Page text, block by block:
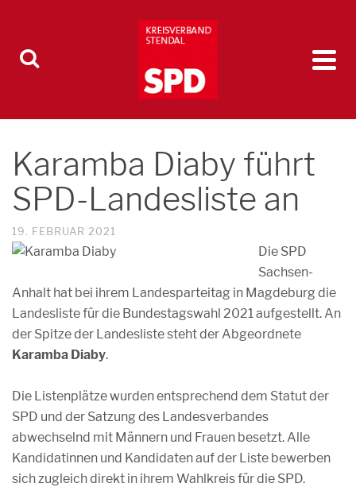
Karamba Diaby führt
SPD-Landesliste an
19. FEBRUAR 2021
Die SPD
Sachsen-
Anhalt hat bei ihrem Landesparteitag in Magdeburg die
Landesliste für die Bundestagswahl 2021 aufgestellt. An
der Spitze der Landesliste steht der Abgeordnete
Karamba Diaby.
Die Listenplätze wurden entsprechend dem Statut der
SPD und der Satzung des Landesverbandes
abwechselnd mit Männern und Frauen besetzt. Alle
Kandidatinnen und Kandidaten auf der Liste bewerben
sich zugleich direkt in ihrem Wahlkreis für die SPD.